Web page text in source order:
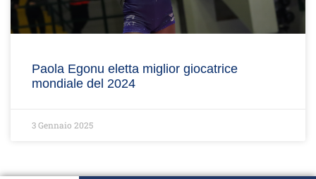
Paola Egonu eletta miglior giocatrice
mondiale del 2024
3 Gennaio 2025